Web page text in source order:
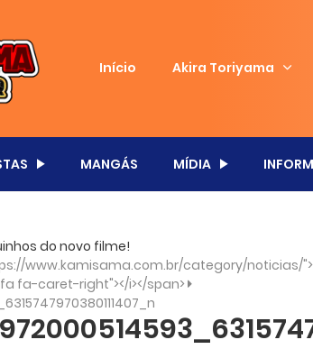
Início Akira Toriyama
MANGÁS MÍDIA
do novo filme!
www.kamisama.com.br/category/noticias/
fa-caret-right"></i></span>